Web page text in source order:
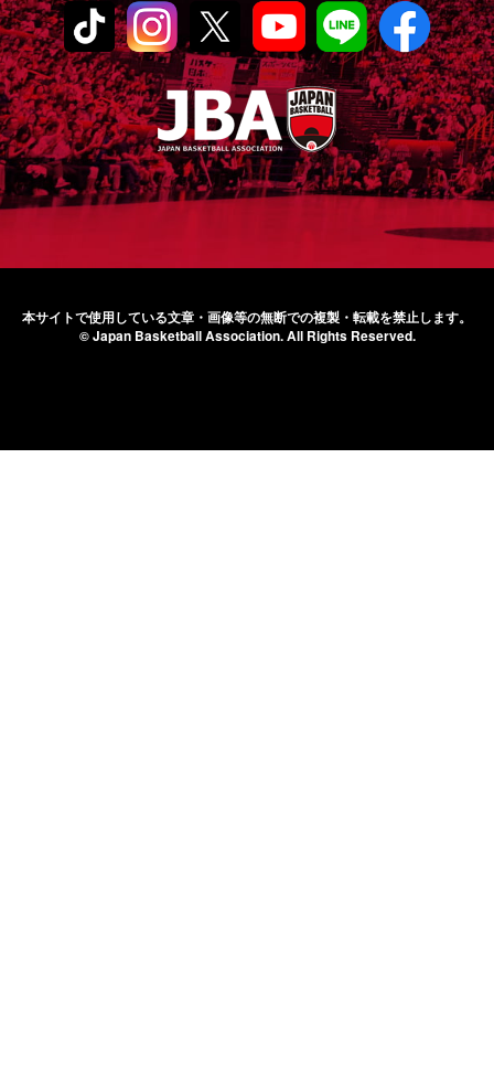
本サイトで使用している文章・画像等の無断での複製・転載を禁止します。
© Japan Basketball Association.All Rights Reserved.